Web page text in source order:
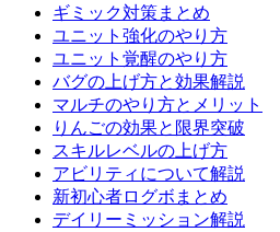
ギミック対策まとめ
ユニット強化のやり方
ユニット覚醒のやり方
バグの上げ方と効果解説
マルチのやり方とメリット
りんごの効果と限界突破
スキルレベルの上げ方
アビリティについて解説
新初心者ログボまとめ
デイリーミッション解説